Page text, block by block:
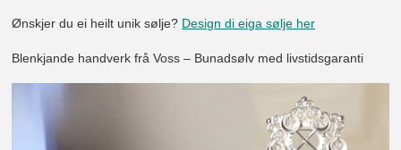
Ønskjer du ei heilt unik sølje? Design di eiga sølje her
Blenkjande handverk frå Voss – Bunadsølv med livstidsgaranti